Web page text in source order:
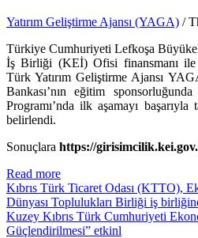
Yatırım Geliştirme Ajansı (YAGA) /
Türkiye Cumhuriyeti Lefkoşa
İş Birliği (KEİ) Ofisi finansmanı ile
Türk Yatırım Geliştirme Ajansı
Bankası’nın eğitim
Programı’nda ilk aşamayı
belirlendi.
Sonuçlara https://
Read more
Kıbrıs Türk Ticaret Odası (KTTO),
Dünyası Toplulukları Birliği iş
Kuzey Kıbrıs Türk Cumhuriyeti
Güçlendirilmesi” etkinl